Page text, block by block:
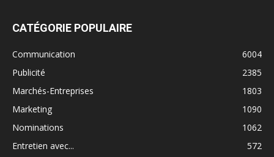
CATÉGORIE POPULAIRE
Communication
6004
Publicité
2385
Marchés-Entreprises
1803
Marketing
1090
Nominations
1062
Entretien avec...
572